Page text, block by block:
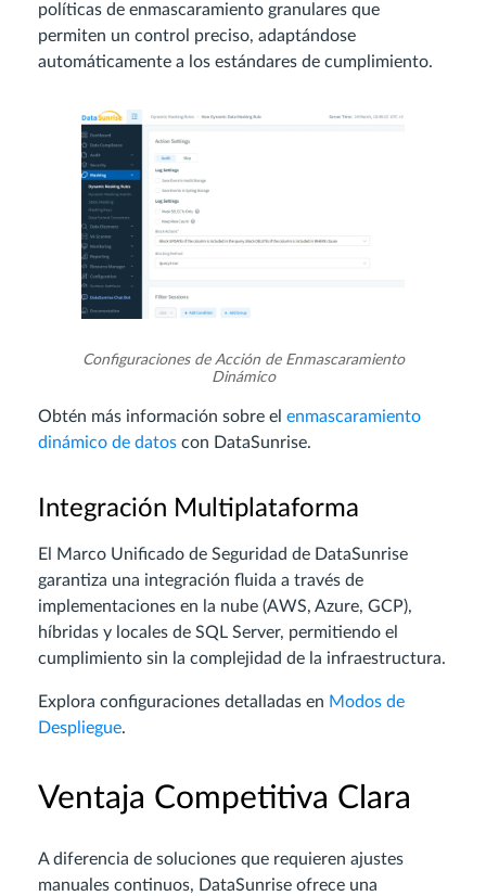
políticas de enmascaramiento granulares que
permiten un control preciso, adaptándose
automáticamente a los estándares de cumplimiento.
Configuraciones de Acción de Enmascaramiento
Dinámico
Obtén más información sobre el enmascaramiento
dinámico de datos con DataSunrise.
Integración Multiplataforma
El Marco Unificado de Seguridad de DataSunrise
garantiza una integración fluida a través de
implementaciones en la nube (AWS, Azure, GCP),
híbridas y locales de SQL Server, permitiendo el
cumplimiento sin la complejidad de la infraestructura.
Explora configuraciones detalladas en Modos de
Despliegue.
Ventaja Competitiva Clara
A diferencia de soluciones que requieren ajustes
manuales continuos, DataSunrise ofrece una